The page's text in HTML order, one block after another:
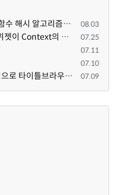
R\F\Password::checkPassword 함수 해시 알고리즘을 암시적으로 호출하는 경우 Argon2id 해시 비교 실패 08.03
[page] 위젯 페이지 편집 화면에서 위젯이 Context의 module_info를 덮어쓰면 저장이 ERR_ACT_IS_NOT_STANDALONE으로 실패 07.25
07.11
07.10
( 게시판 분류/카테고리) 마다 개별적으로 타이틀브라우저 제목 및 seo설명 넣을 수 있으면 어떨지 해서 글 등록해봅니다. 07.09